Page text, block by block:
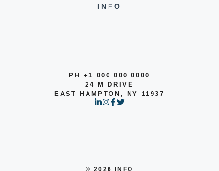
INFO
PH +1 000 000 0000
24 M DRIVE
EAST HAMPTON, NY 11937
© 2026 INFO